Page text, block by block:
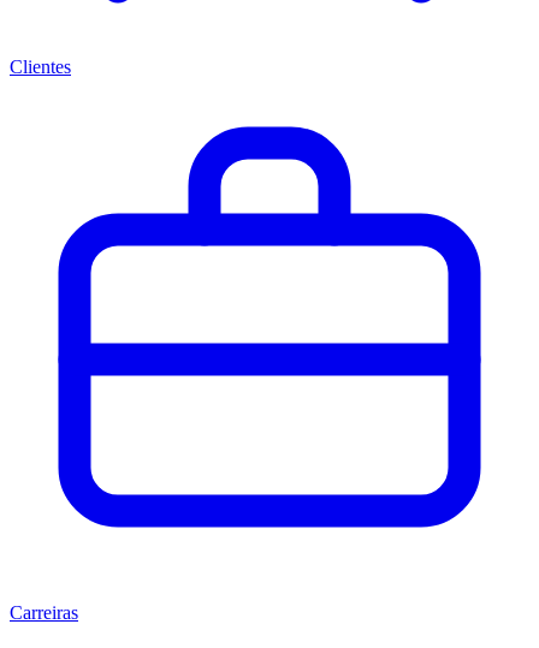
Clientes
Carreiras